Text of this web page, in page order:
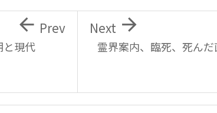
霊界案内、臨死、死んだ

Next
と現代
 Prev